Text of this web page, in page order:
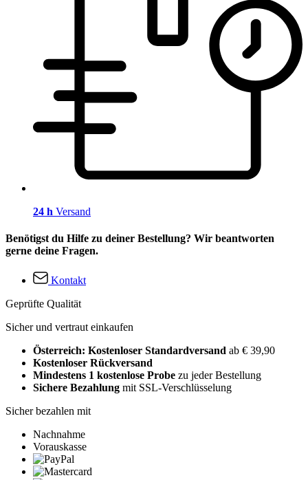
24 h Versand
Benötigst du Hilfe zu deiner Bestellung? Wir beantworten
gerne deine Fragen.
Kontakt
Geprüfte Qualität
Sicher und vertraut einkaufen
Österreich: Kostenloser Standardversand ab € 39,90
Kostenloser Rückversand
Mindestens 1 kostenlose Probe zu jeder Bestellung
Sichere Bezahlung mit SSL-Verschlüsselung
Sicher bezahlen mit
Nachnahme
Vorauskasse